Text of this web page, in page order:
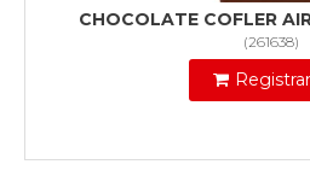
CHOCOLATE COFLER
(261638)